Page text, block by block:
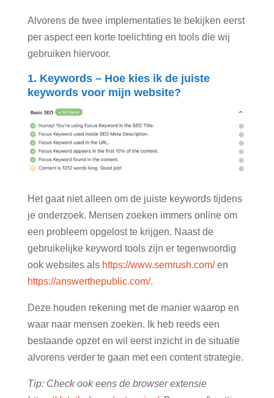
Alvorens de twee implementaties te bekijken eerst
per aspect een korte toelichting en tools die wij
gebruiken hiervoor.
1. Keywords – Hoe kies ik de juiste
keywords voor mijn website?
Het gaat niet alleen om de juiste keywords tijdens
je onderzoek. Mensen zoeken immers online om
een probleem opgelost te krijgen. Naast de
gebruikelijke keyword tools zijn er tegenwoordig
ook websites als https://www.semrush.com/en
https://answerthepublic.com/.
Deze houden rekening met de manier waarop en
waar naar mensen zoeken. Ik heb reeds een
bestaande opzet en wil eerst inzicht in de situatie
alvorens verder te gaan met een content strategie.
Tip: Check ook eens de browser extensie